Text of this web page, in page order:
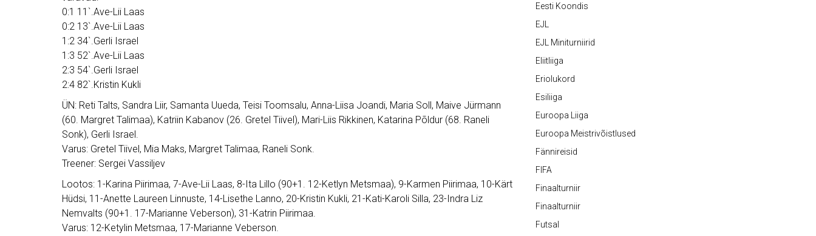
0:1 11`.Ave-Lii Laas
0:2 13`.Ave-Lii Laas
1:2 34`.Gerli Israel
1:3 52`.Ave-Lii Laas
2:3 54`.Gerli Israel
2:4 82`.Kristin Kukli
ÜN: Reti Talts, Sandra Liir, Samanta Uueda, Teisi Toomsalu, Anna-Liisa Joandi, Maria Soll, Maive Jürmann
(60. Margret Talimaa), Katriin Kabanov (26. Gretel Tiivel), Mari-Liis Rikkinen, Katarina Põldur (68. Raneli
Sonk), Gerli Israel.
Varus: Gretel Tiivel, Mia Maks, Margret Talimaa, Raneli Sonk.
Treener: Sergei Vassiljev
Lootos: 1-Karina Piirimaa, 7-Ave-Lii Laas, 8-Ita Lillo (90+1. 12-Ketlyn Metsmaa), 9-Karmen Piirimaa, 10-Kärt
Hüdsi, 11-Anette Laureen Linnuste, 14-Lisethe Lanno, 20-Kristin Kukli, 21-Kati-Karoli Silla, 23-Indra Liz
Nemvalts (90+1. 17-Marianne Veberson), 31-Katrin Piirimaa.
Varus: 12-Ketylin Metsmaa, 17-Marianne Veberson.
Eesti Koondis
EJL
EJL Miniturniirid
Eliitliiga
Eriolukord
Esiliiga
Euroopa Liiga
Euroopa Meistrivõistlused
Fännireisid
FIFA
Finaalturniir
Finaalturniir
Futsal